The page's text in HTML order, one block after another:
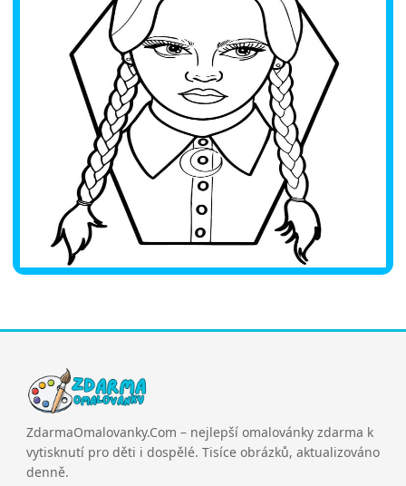
ZdarmaOmalovanky.Com – nejlepší omalovánky zdarma k
vytisknutí pro děti i dospělé. Tisíce obrázků, aktualizováno
denně.